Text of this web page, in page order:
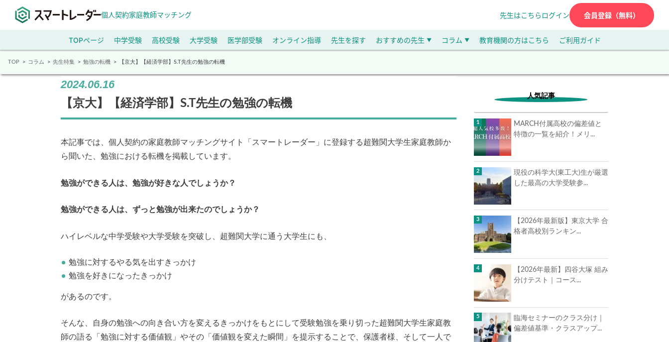
個人契約家庭教師マッチング 先生はこちら ログイン 会員登録（無料）
TOPページ 中学受験 高校受験 大学受験 医学部受験 オンライン指導 先生を探す おすすめの先生 ▼ コラム ▼ 教育機関の方はこちら ご利用ガイド
TOP コラム 先生特集 勉強の転機 【京大】【経済学部】S.T先生の勉強の転機
2024.06.16
【京大】【経済学部】S.T先生の勉強の転機
本記事では、個人契約の家庭教師マッチングサイト「スマートレーダー」に登録する超難関大学生家庭教師か
ら聞いた、勉強における転機を掲載しています。
勉強ができる人は、勉強が好きな人でしょうか？
勉強ができる人は、ずっと勉強が出来たのでしょうか？
ハイレベルな中学受験や大学受験を突破し、超難関大学に通う大学生にも、
勉強に対するやる気を出すきっかけ
勉強を好きになったきっかけ
があるのです。
そんな、自身の勉強への向き合い方を変えるきっかけをもとにして受験勉強を乗り切った超難関大学生家庭教
師の語る「勉強に対する価値観」やその「価値観を変えた瞬間」を提示することで、保護者様、そして一人で
人気記事
MARCH付属高校の偏差値と
特徴の一覧を紹介！メリ...
現役の科学大(東工大)生が厳選
した最高の大学受験参...
【2026年最新版】東京大学 合
格者高校別ランキン...
【2026年最新】四谷大塚 組み
分けテスト｜コース...
臨海セミナーのクラス分け｜
偏差値基準・クラスアップ...